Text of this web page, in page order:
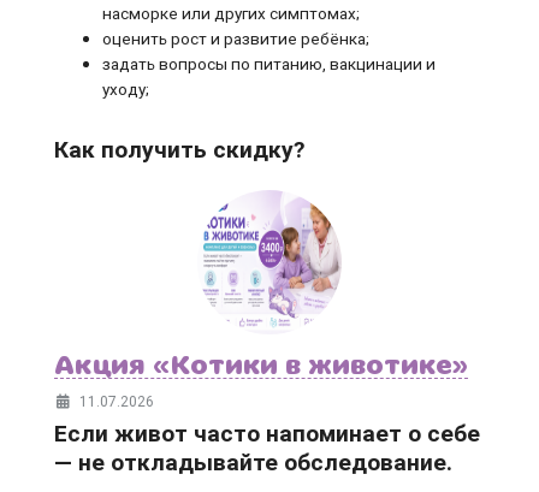
насморке или других симптомах;
оценить рост и развитие ребёнка;
задать вопросы по питанию, вакцинации и
уходу;
Как получить скидку?
Акция «Котики в животике»
11.07.2026
Если живот часто напоминает о себе
— не откладывайте обследование.